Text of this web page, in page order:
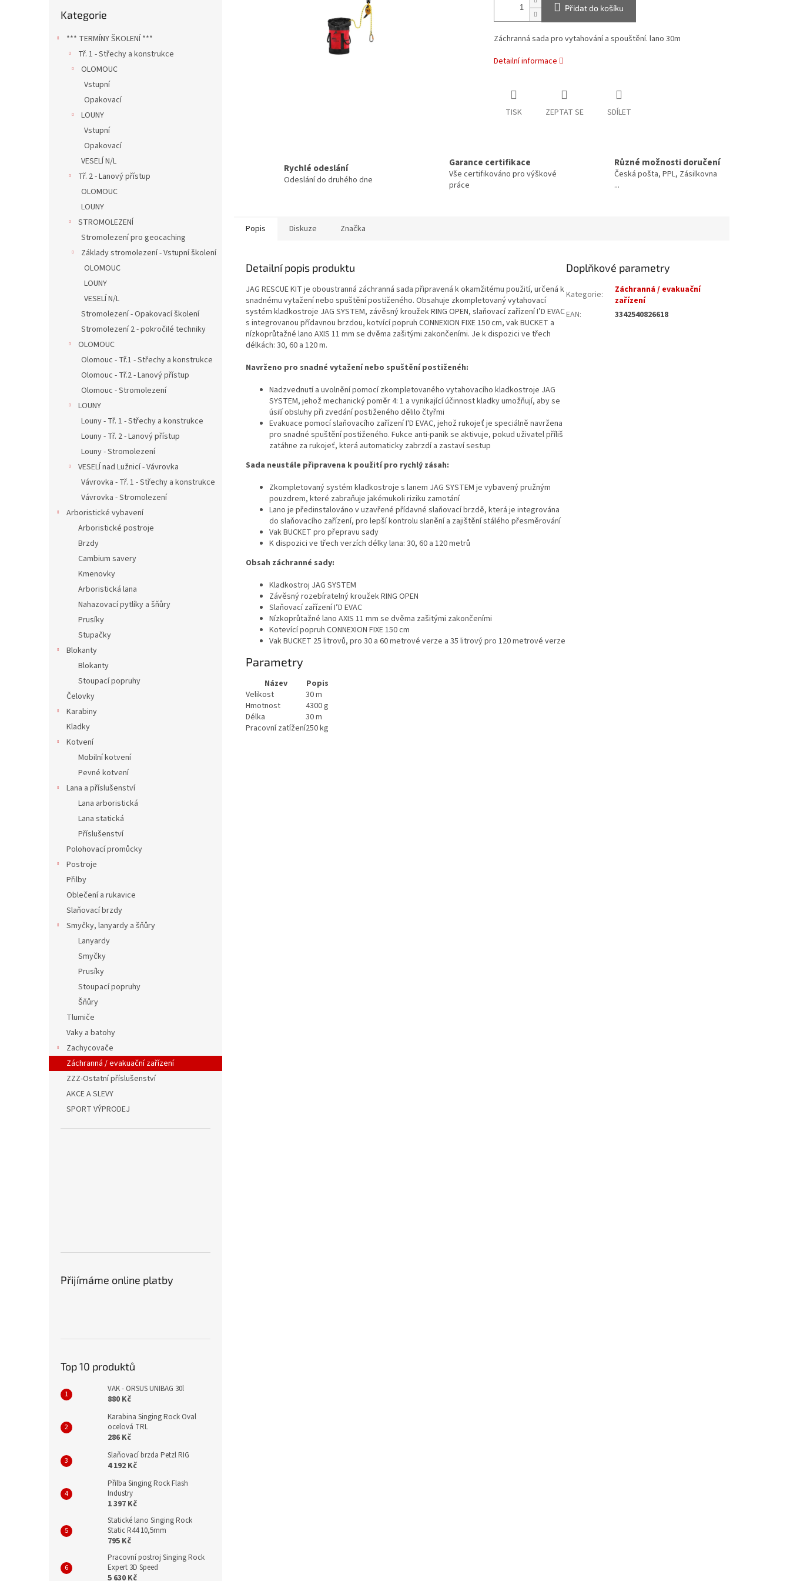
kategorie
Kategorie
*** TERMÍNY ŠKOLENÍ ***
Tř. 1 - Střechy a konstrukce
OLOMOUC
Vstupní
Opakovací
LOUNY
Vstupní
Opakovací
VESELÍ N/L
Tř. 2 - Lanový přístup
OLOMOUC
LOUNY
STROMOLEZENÍ
Stromolezení pro geocaching
Základy stromolezení - Vstupní školení
OLOMOUC
LOUNY
VESELÍ N/L
Stromolezení - Opakovací školení
Stromolezení 2 - pokročilé techniky
OLOMOUC
Olomouc - Tř.1 - Střechy a konstrukce
Olomouc - Tř.2 - Lanový přístup
Olomouc - Stromolezení
LOUNY
Louny - Tř. 1 - Střechy a konstrukce
Louny - Tř. 2 - Lanový přístup
Louny - Stromolezení
VESELÍ nad Lužnicí - Vávrovka
Vávrovka - Tř. 1 - Střechy a konstrukce
Vávrovka - Stromolezení
Arboristické vybavení
Arboristické postroje
Brzdy
Cambium savery
Kmenovky
Arboristická lana
Nahazovací pytlíky a šňůry
Prusíky
Stupačky
Blokanty
Blokanty
Stoupací popruhy
Čelovky
Karabiny
Kladky
Kotvení
Mobilní kotvení
Pevné kotvení
Lana a příslušenství
Lana arboristická
Lana statická
Příslušenství
Polohovací promůcky
Postroje
Přilby
Oblečení a rukavice
Slaňovací brzdy
Smyčky, lanyardy a šňůry
Lanyardy
Smyčky
Prusíky
Stoupací popruhy
Šňůry
Tlumiče
Vaky a batohy
Zachycovače
Záchranná / evakuační zařízení
ZZZ-Ostatní příslušenství
AKCE A SLEVY
SPORT VÝPRODEJ
Přijímáme online platby
Top 10 produktů
VAK - ORSUS UNIBAG 30l
880 Kč
Karabina Singing Rock Oval
ocelová TRL
286 Kč
Slaňovací brzda Petzl RIG
4 192 Kč
Přilba Singing Rock Flash
Industry
1 397 Kč
Statické lano Singing Rock
Static R44 10,5mm
795 Kč
Pracovní postroj Singing Rock
Expert 3D Speed
5 630 Kč
Přidat do košíku
Záchranná sada pro vytahování a spouštění. lano 30m
Detailní informace
TISK ZEPTAT SE SDÍLET
Rychlé odeslání
Odeslání do druhého dne
Garance certifikace
Vše certifikováno pro výškové
práce
Různé možnosti doručení
Česká pošta, PPL, Zásilkovna
...
Popis Diskuze Značka
Detailní popis produktu
JAG RESCUE KIT je oboustranná záchranná sada připravená k okamžitému použití, určená k
snadnému vytažení nebo spuštění postiženého. Obsahuje zkompletovaný vytahovací
systém kladkostroje JAG SYSTEM, závěsný kroužek RING OPEN, slaňovací zařízení I’D EVAC
s integrovanou přídavnou brzdou, kotvící popruh CONNEXION FIXE 150 cm, vak BUCKET a
nízkoprůtažné lano AXIS 11 mm se dvěma zašitými zakončeními. Je k dispozici ve třech
délkách: 30, 60 a 120 m.
Navrženo pro snadné vytažení nebo spuštění postiženéh:
Nadzvednutí a uvolnění pomocí zkompletovaného vytahovacího kladkostroje JAG
SYSTEM, jehož mechanický poměr 4: 1 a vynikající účinnost kladky umožňují, aby se
úsilí obsluhy při zvedání postiženého dělilo čtyřmi
Evakuace pomocí slaňovacího zařízení I'D EVAC, jehož rukojeť je speciálně navržena
pro snadné spuštění postiženého. Fukce anti-panik se aktivuje, pokud uživatel příliš
zatáhne za rukojeť, která automaticky zabrzdí a zastaví sestup
Sada neustále připravena k použití pro rychlý zásah:
Zkompletovaný systém kladkostroje s lanem JAG SYSTEM je vybavený pružným
pouzdrem, které zabraňuje jakémukoli riziku zamotání
Lano je předinstalováno v uzavřené přídavné slaňovací brzdě, která je integrována
do slaňovacího zařízení, pro lepší kontrolu slanění a zajištění stálého přesměrování
Vak BUCKET pro přepravu sady
K dispozici ve třech verzích délky lana: 30, 60 a 120 metrů
Obsah záchranné sady:
Kladkostroj JAG SYSTEM
Závěsný rozebíratelný kroužek RING OPEN
Slaňovací zařízení I’D EVAC
Nízkoprůtažné lano AXIS 11 mm se dvěma zašitými zakončeními
Kotevící popruh CONNEXION FIXE 150 cm
Vak BUCKET 25 litrovů, pro 30 a 60 metrové verze a 35 litrový pro 120 metrové verze
Parametry
Název
Popis
Velikost
30 m
Hmotnost
4300 g
Délka
30 m
Pracovní zatížení250 kg
Doplňkové parametry
Kategorie:
Záchranná / evakuační
zařízení
EAN: 3342540826618